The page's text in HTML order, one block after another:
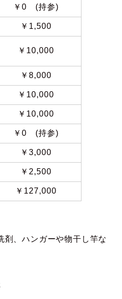
￥0 (持参)
￥1,500
￥10,000
￥8,000
￥10,000
￥10,000
￥0 (持参)
￥3,000
￥2,500
￥127,000
剤、ハンガーや物干し竿な